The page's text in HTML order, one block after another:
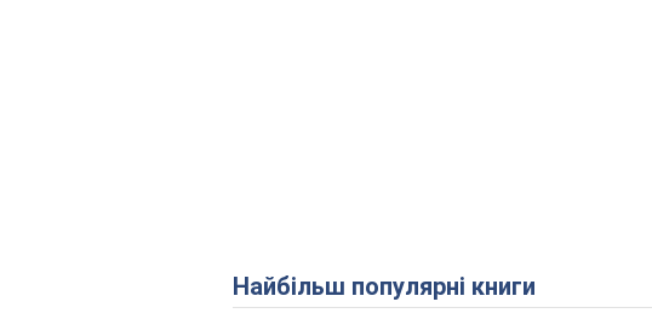
Найбільш популярні книги